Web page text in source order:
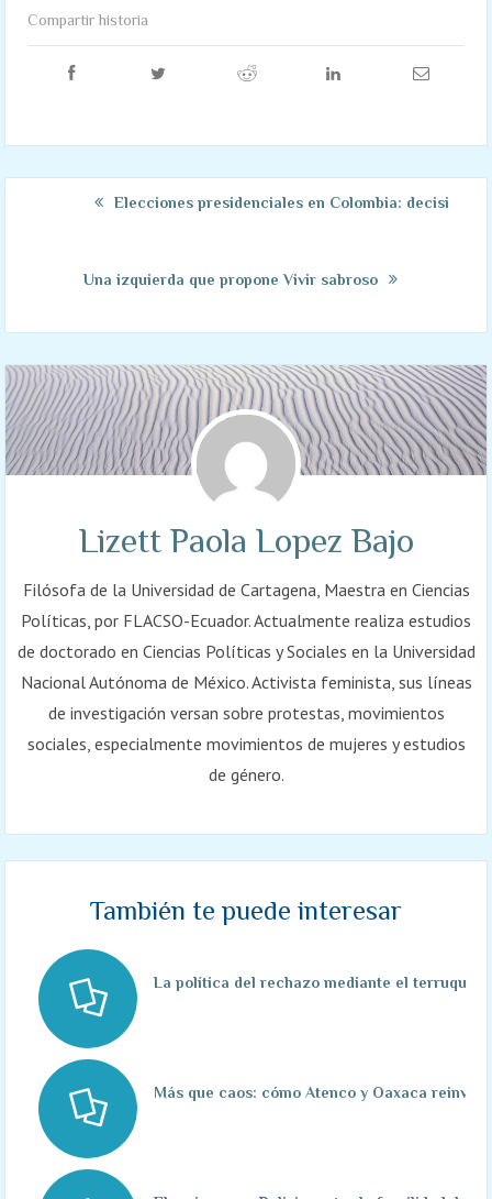
Compartir historia
Elecciones presidenciales en Colombia: decisión
Una izquierda que propone Vivir sabroso
Lizett Paola Lopez Bajo
Filósofa de la Universidad de Cartagena, Maestra en Ciencias
Políticas, por FLACSO-Ecuador. Actualmente realiza estudios
de doctorado en Ciencias Políticas y Sociales en la Universidad
Nacional Autónoma de México. Activista feminista, sus líneas
de investigación versan sobre protestas, movimientos
sociales, especialmente movimientos de mujeres y estudios
de género.
También te puede interesar
La política del rechazo mediante el
Más que caos: cómo Atenco y Oaxaca